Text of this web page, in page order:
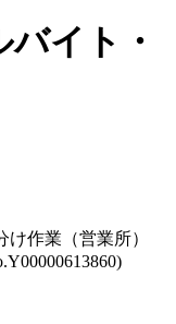
イト・
作業（営業所）